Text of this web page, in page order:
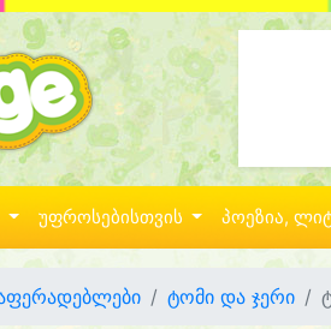
უფროსებისთვის პოეზია,
ტომი და ჯერი